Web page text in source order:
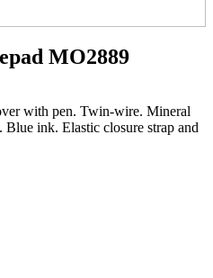
MO2889
with pen. Twin-wire. Mineral
Blue ink. Elastic closure strap and